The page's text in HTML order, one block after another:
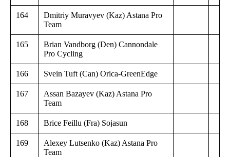
164
Dmitriy Muravyev (Kaz) Astana Pro
Team
165
Brian Vandborg (Den) Cannondale
Pro Cycling
166 Svein Tuft (Can) Orica-GreenEdge
167
Assan Bazayev (Kaz) Astana Pro
Team
168 Brice Feillu (Fra) Sojasun
169
Alexey Lutsenko (Kaz) Astana Pro
Team